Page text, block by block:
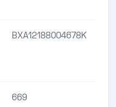
BXA12188004678K
669